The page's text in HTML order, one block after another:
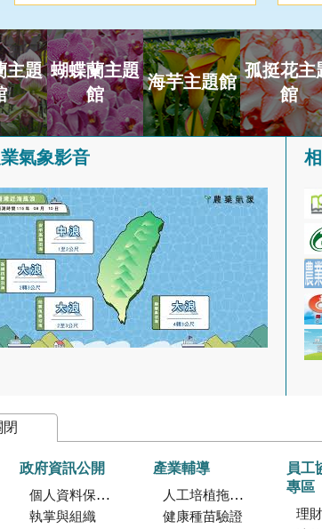
主題 蝴蝶蘭主題
館
海芋主題館
孤挺花主
館
氣象影音
閉
政府資訊公開
個人資料保護專區
執掌與組織
產業輔導
人工培植拖鞋蘭
健康種苗驗證
員工
專區
理